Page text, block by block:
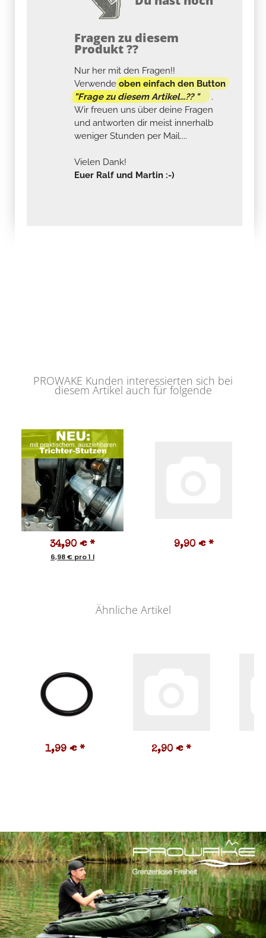
Fragen zu diesem
Produkt ??
Nur her mit den Fragen!!
Verwendeoben einfach den Button
"Frage zu diesem Artikel...?? "
.
Wir freuen uns über deine Fragen
und antworten dir meist innerhalb
weniger Stunden per Mail....
Vielen Dank!
Euer Ralf und Martin :-)
PROWAKE Kunden interessierten sich bei
diesem Artikel auch für folgende
34,90 € *
6,98 € pro 1 l
9,90 € *
Ähnliche Artikel
1,99 € * 2,90 € *